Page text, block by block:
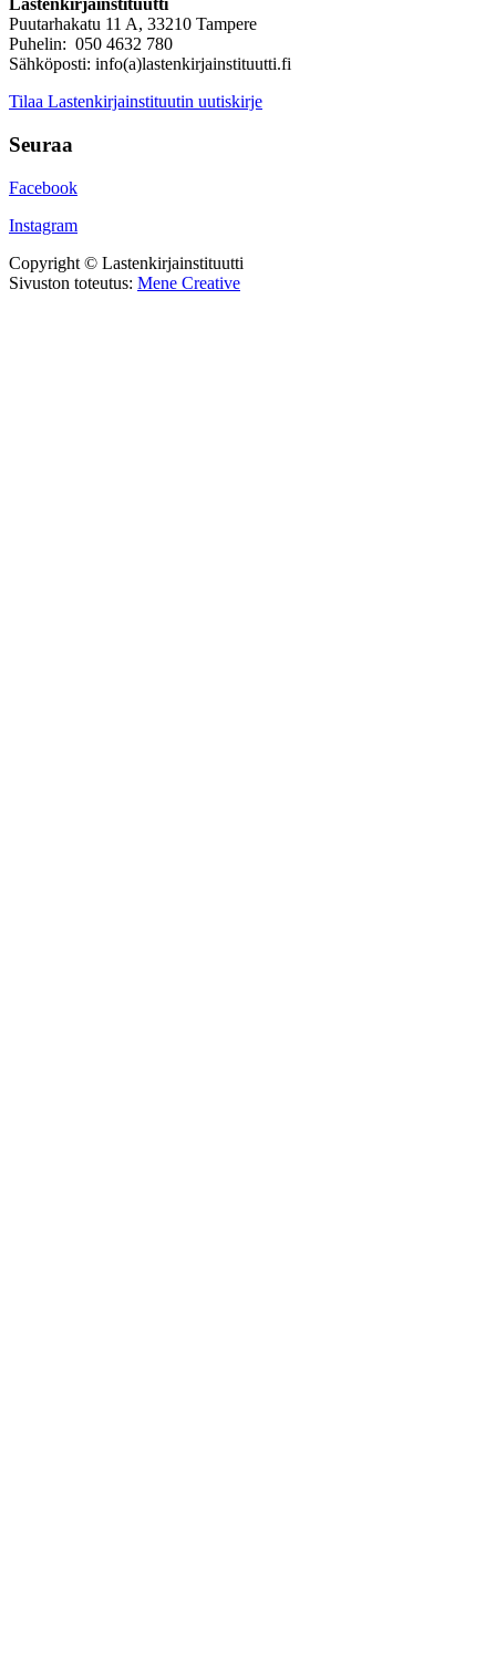
Lastenkirjainstituutti
Puutarhakatu 11 A, 33210 Tampere
Puhelin: 050 4632 780
Sähköposti: info(a)lastenkirjainstituutti.fi
Tilaa Lastenkirjainstituutin uutiskirje
Seuraa
Facebook
Instagram
Copyright © Lastenkirjainstituutti
Sivuston toteutus: Mene Creative